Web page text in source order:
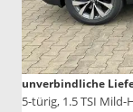
unverbindliche
5-türig, 1.5 TSI Mild-